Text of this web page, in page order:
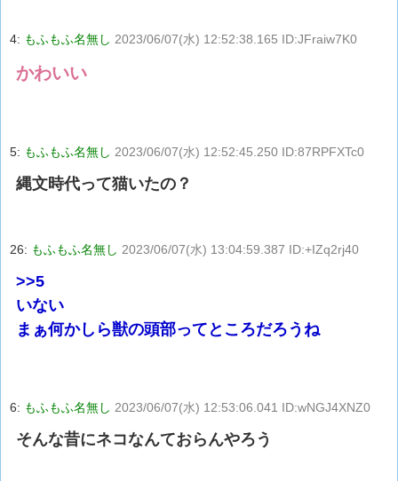
4: もふもふ名無し 2023/06/07(水) 12:52:38.165 ID:JFraiw7K0
かわいい
5: もふもふ名無し 2023/06/07(水) 12:52:45.250 ID:87RPFXTc0
縄文時代って猫いたの？
26: もふもふ名無し 2023/06/07(水) 13:04:59.387 ID:+IZq2rj40
>>5
いない
まぁ何かしら獣の頭部ってところだろうね
6: もふもふ名無し 2023/06/07(水) 12:53:06.041 ID:wNGJ4XNZ0
そんな昔にネコなんておらんやろう